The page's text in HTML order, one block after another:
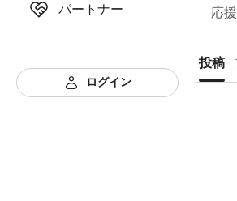
パートナー
ログイン
応
投稿